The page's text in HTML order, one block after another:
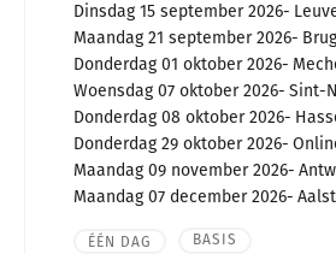
Dinsdag 15 september 2026
Maandag 21 september 2026
Donderdag 01 oktober 2026
Woensdag 07 oktober 2026 Sint-
Donderdag 08 oktober 2026
Donderdag 29 oktober 2026
Maandag 09 november 2026
Maandag 07 december 2026 Aalst
ÉÉN DAG BASIS